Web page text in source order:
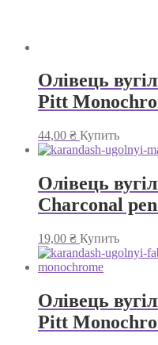
Олівець
Pitt
44,00 ₴ Купить
Олівець
Charconal
19,00 ₴ Купить
Олівець
Pitt